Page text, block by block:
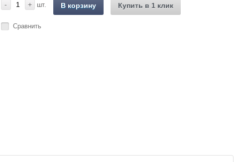
- + шт. В корзину Купить в 1 клик
Сравнить